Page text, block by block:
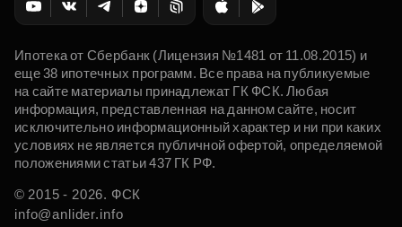
Ипотека от Сбербанк (Лицензия №1481 от 11.08.2015) и
еще 38 ипотечных программ. Все права на публикуемые
на сайте материалы принадлежат ГК ФСК. Любая
информация, представленная на данном сайте, носит
исключительно информационный характер и ни при каких
условиях не является публичной офертой, определяемой
положениями статьи 437 ГК РФ.
© 2015 - 2026. ФСК
info@anlider.info